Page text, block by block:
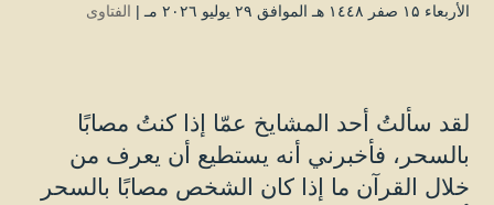
الأربعاء ۱۵ صفر ۱٤٤۸ هـ الموافق ۲۹ يوليو ۲۰۲٦ مـ | الفتاوى
لقد سألتُ أحد المشايخ عمّا إذا كنتُ مصابًا
بالسحر، فأخبرني أنه يستطيع أن يعرف من
خلال القرآن ما إذا كان الشخص مصابًا بالسحر